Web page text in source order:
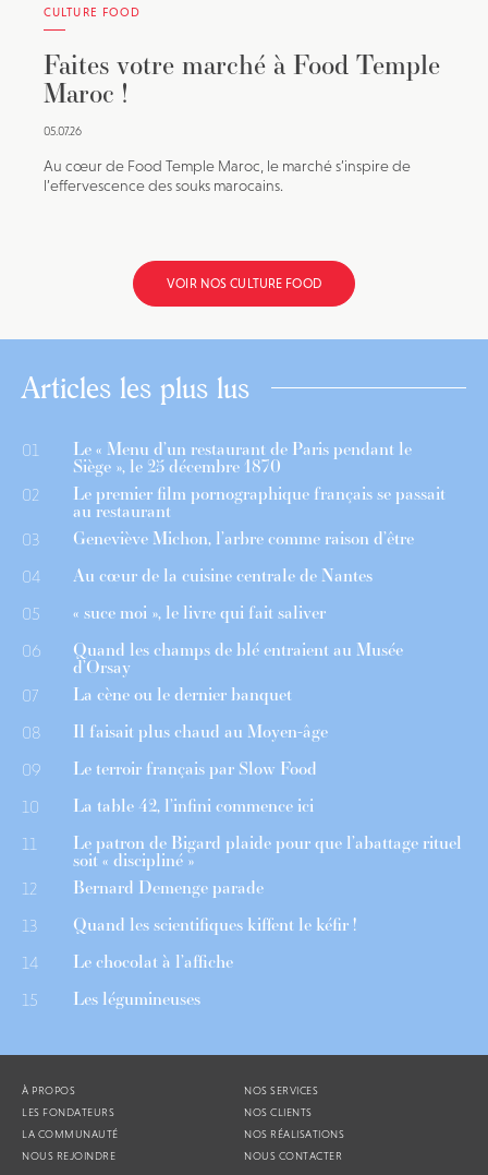
CULTURE FOOD
Faites votre marché à Food Temple
Maroc !
05.07.26
Au cœur de Food Temple Maroc, le marché s’inspire de
l’effervescence des souks marocains.
VOIR NOS CULTURE FOOD
Articles les plus lus
01 Le « Menu d’un restaurant de Paris pendant le
Siège », le 25 décembre 1870
02 Le premier film pornographique français se passait
au restaurant
03 Geneviève Michon, l’arbre comme raison d’être
04 Au cœur de la cuisine centrale de Nantes
05 « suce moi », le livre qui fait saliver
06 Quand les champs de blé entraient au Musée
d’Orsay
07 La cène ou le dernier banquet
08 Il faisait plus chaud au Moyen-âge
09 Le terroir français par Slow Food
10 La table 42, l’infini commence ici
11 Le patron de Bigard plaide pour que l’abattage rituel
soit « discipliné »
12 Bernard Demenge parade
13 Quand les scientifiques kiffent le kéfir !
14 Le chocolat à l’affiche
15 Les légumineuses
À PROPOS
LES FONDATEURS
LA COMMUNAUTÉ
NOUS REJOINDRE
NOS SERVICES
NOS CLIENTS
NOS RÉALISATIONS
NOUS CONTACTER